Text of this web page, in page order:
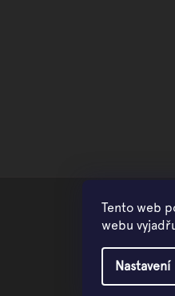
Tento web
webu
Nastavení